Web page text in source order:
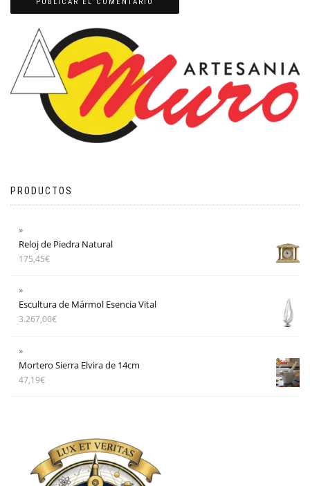
PRODUCTOS
Reloj de Piedra Natural
175,45€
Escultura de Mármol Esencia Vital
3.267,00€
Mortero Sierra Elvira de 14cm
47,19€